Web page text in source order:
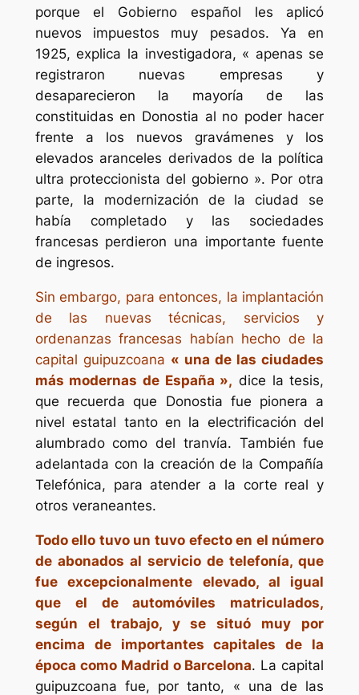
porque el Gobierno español les aplicó
nuevos impuestos muy pesados. Ya en
1925, explica la investigadora, « apenas se
registraron nuevas empresas y
desaparecieron la mayoría de las
constituidas en Donostia al no poder hacer
frente a los nuevos gravámenes y los
elevados aranceles derivados de la política
ultra proteccionista del gobierno ». Por otra
parte, la modernización de la ciudad se
había completado y las sociedades
francesas perdieron una importante fuente
de ingresos.
Sin embargo, para entonces, la implantación
de las nuevas técnicas, servicios y
ordenanzas francesas habían hecho de la
capital guipuzcoana « una de las ciudades
más modernas de España », dice la tesis,
que recuerda que Donostia fue pionera a
nivel estatal tanto en la electrificación del
alumbrado como del tranvía. También fue
adelantada con la creación de la Compañía
Telefónica, para atender a la corte real y
otros veraneantes.
Todo ello tuvo un tuvo efecto en el número
de abonados al servicio de telefonía, que
fue excepcionalmente elevado, al igual
que el de automóviles matriculados,
según el trabajo, y se situó muy por
encima de importantes capitales de la
época como Madrid o Barcelona. La capital
guipuzcoana fue, por tanto, « una de las